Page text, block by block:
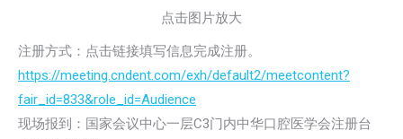
点击图片放大
注册方式：点击链接填写信息完成注册。
https://meeting.cndent.com/exh/default2/meetcontent?
fair_id=833&role_id=Audience
现场报到：国家会议中心一层C3门内中华口腔医学会注册台